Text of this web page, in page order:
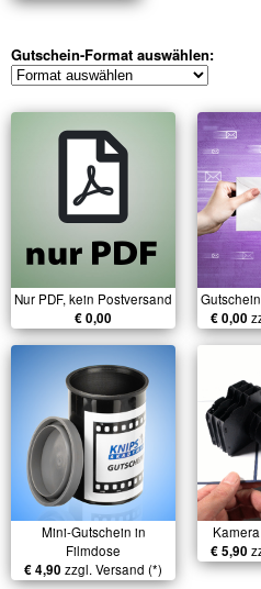
Gutschein-Format auswählen:
Nur PDF, kein Postversand
€ 0,00 € 0,00
Mini-Gutschein in
Filmdose
€ 4,90 zzgl. Versand (*)
€ 5,90